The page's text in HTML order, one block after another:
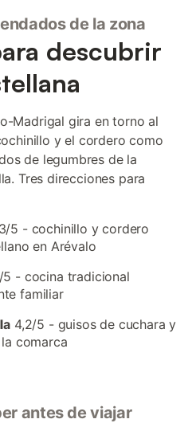
de la zona
descubrir
Madrigal gira en torno al
y el cordero como
de legumbres de la
Tres direcciones para
5 - cochinillo y cordero
en Arévalo
5 - cocina tradicional
familiar
4,2/5 - guisos de cuchara y
comarca
antes de viajar